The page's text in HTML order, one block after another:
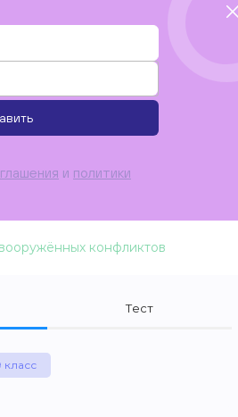
и политики
конфликтов
Тест